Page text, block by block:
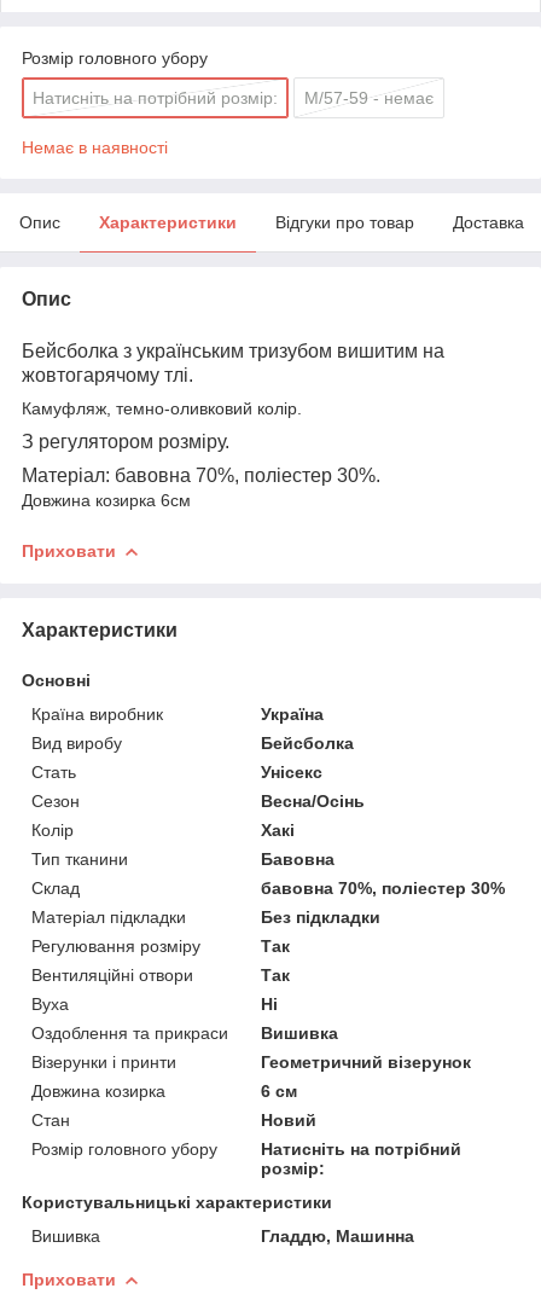
Розмір головного убору
Натисніть на потрібний розмір: М/57-59 - немає
Немає в наявності
Опис Характеристики Відгуки про товар Доставка
Опис
Бейсболка з українським тризубом вишитим на
жовтогарячому тлі.
Камуфляж, темно-оливковий колір.
З регулятором розміру.
Матеріал: бавовна 70%, поліестер 30%.
Довжина козирка 6см
Приховати
Характеристики
Основні
Країна виробник
Україна
Вид виробу
Бейсболка
Стать
Унісекс
Сезон
Весна/Осінь
Колір
Хакі
Тип тканини
Бавовна
Склад
бавовна 70%, поліестер 30%
Матеріал підкладки
Без підкладки
Регулювання розміру
Так
Вентиляційні отвори
Так
Вуха
Ні
Оздоблення та прикраси
Вишивка
Візерунки і принти
Геометричний візерунок
Довжина козирка
6 см
Стан
Новий
Розмір головного убору
Натисніть на потрібний
розмір:
Користувальницькі характеристики
Вишивка
Гладдю, Машинна
Приховати